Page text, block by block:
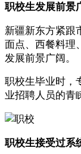
职校生发展前景
新疆新东方紧跟
面点、西餐料理
发展前景广阔。
职校生毕业时，
业招聘人员的青
职校生接受过系